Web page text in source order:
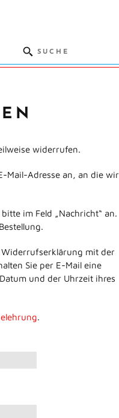
widerrufen.
Mail-Adresse an, an die wir
im Feld „Nachricht“ an.
Widerrufserklärung mit der
Sie per E-Mail eine
und der Uhrzeit ihres
.